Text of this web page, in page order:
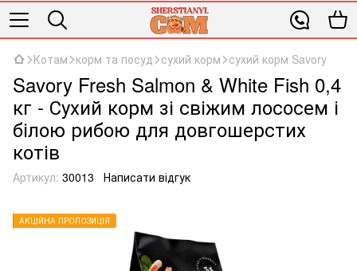
Котам корм та посуд сухий корм сухий корм Savory
Savory Fresh Salmon & White Fish 0,4
кг - Сухий корм зі свіжим лососем і
білою рибою для довгошерстих
котів
Артикул: 30013 Написати відгук
АКЦІЙНА ПРОПОЗИЦІЯ